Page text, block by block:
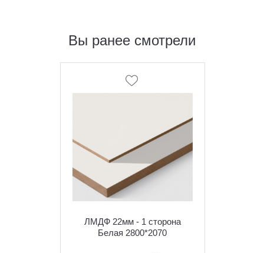
Вы ранее смотрели
ЛМДФ 22мм - 1 сторона
Белая 2800*2070